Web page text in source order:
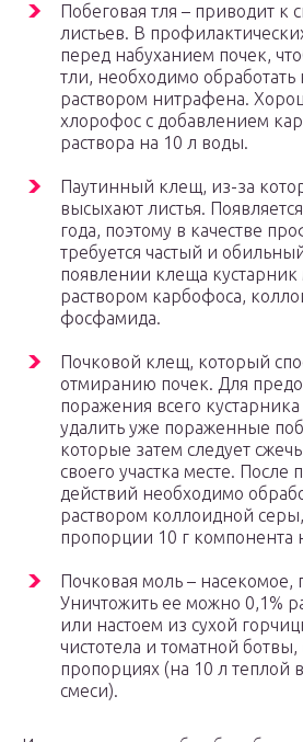
Побеговая тля – приводит к
листьев. В
перед набуханием почек,
тли, необходимо обработать
раствором нитрафена.
хлорофос с добавлением
раствора на 10 л воды.
Паутинный клещ, из-за
высыхают листья.
года, поэтому в качестве
требуется частый и
появлении клеща кустарник
раствором карбофоса,
фосфамида.
Почковой клещ, который
отмиранию почек. Для
поражения всего
удалить уже пораженные
которые затем следует
своего участка месте. После
действий необходимо
раствором коллоидной
пропорции 10 г компонента
Почковая моль –
Уничтожить ее можно 0,1%
или настоем из сухой
чистотела и томатной
пропорциях (на 10 л теплой
смеси).